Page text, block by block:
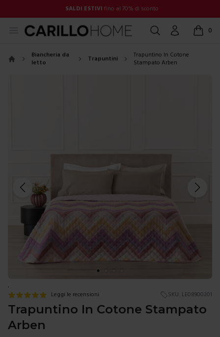
SALDI ESTIVI fino al 70% di sconto
Open menu Cerca Account 0
items
Biancheria da
letto
Trapuntini
Trapuntino In Cotone
Stampato Arben
.
Leggi le recensioni SKU: LE08900201
Trapuntino In Cotone Stampato
Arben